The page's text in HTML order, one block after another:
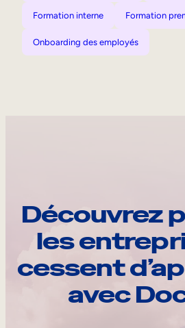
Formation interne Formation
Onboarding des employés
Découvrez
les
cessent
avec